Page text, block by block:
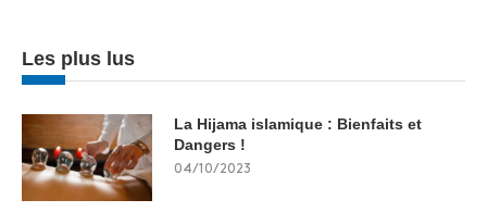
Les plus lus
La Hijama islamique : Bienfaits et
Dangers !
04/10/2023